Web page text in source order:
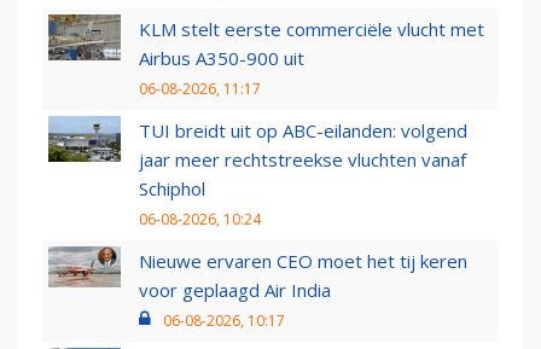
KLM stelt eerste commerciële vlucht met
Airbus A350-900 uit
06-08-2026, 11:17
TUI breidt uit op ABC-eilanden: volgend
jaar meer rechtstreekse vluchten vanaf
Schiphol
06-08-2026, 10:24
Nieuwe ervaren CEO moet het tij keren
voor geplaagd Air India
06-08-2026, 10:17